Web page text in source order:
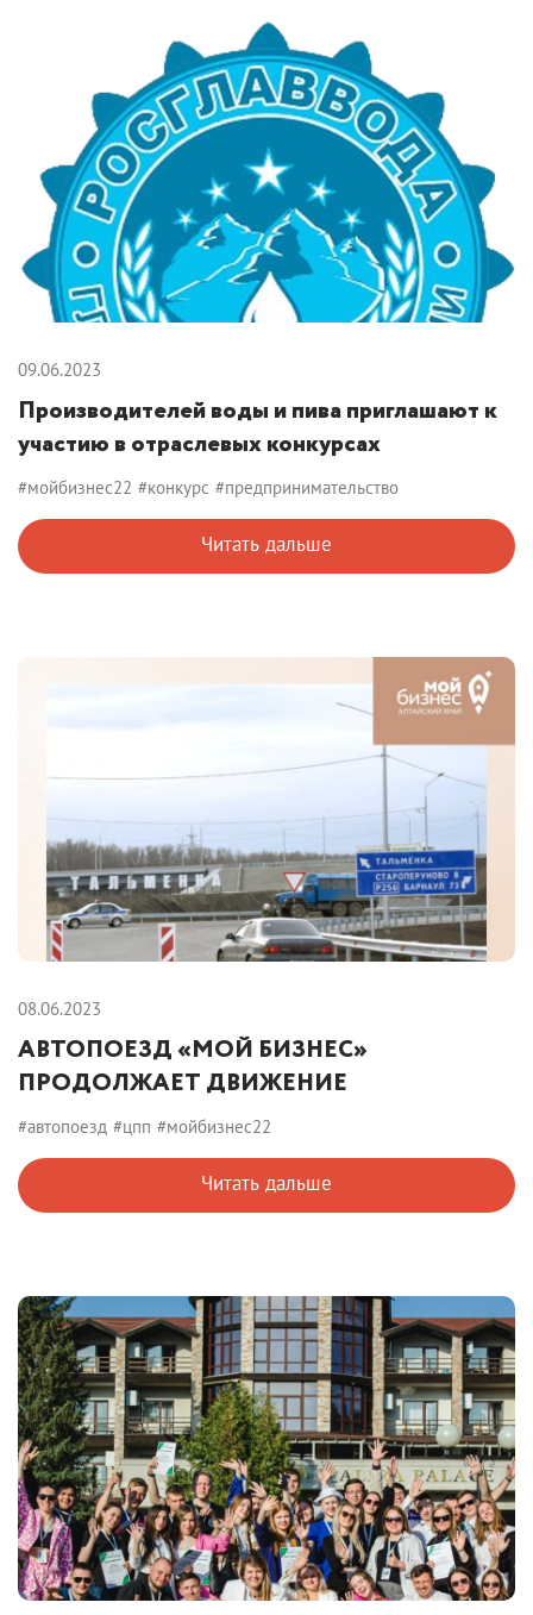
09.06.2023
Производителей воды и пива приглашают к
участию в отраслевых конкурсах
#мойбизнес22 #конкурс #предпринимательство
Читать дальше
08.06.2023
АВТОПОЕЗД «МОЙ БИЗНЕС»
ПРОДОЛЖАЕТ ДВИЖЕНИЕ
#автопоезд #цпп #мойбизнес22
Читать дальше